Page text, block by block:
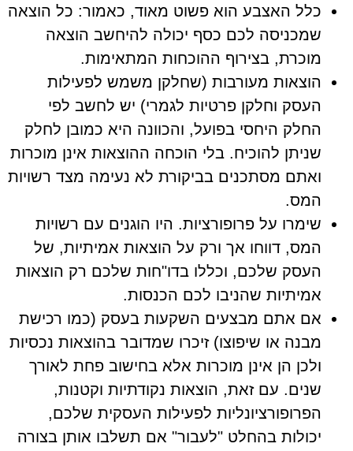
כלל האצבע הוא פשוט מאוד, כאמור: כל הוצאה
שמכניסה לכם כסף יכולה להיחשב הוצאה
מוכרת, בצירוף ההוכחות המתאימות.
הוצאות מעורבות (שחלקן משמש לפעילות
העסק וחלקן פרטיות לגמרי) יש לחשב לפי
החלק היחסי בפועל, והכוונה היא כמובן לחלק
שניתן להוכיח. בלי הוכחה ההוצאות אינן מוכרות
ואתם מסתכנים בביקורת לא נעימה מצד רשויות
המס.
שימרו על פרופורציות. היו הוגנים עם רשויות
המס, דווחו אך ורק על הוצאות אמיתיות, של
העסק שלכם, וכללו בדו"חות שלכם רק הוצאות
אמיתיות שהניבו לכם הכנסות.
אם אתם מבצעים השקעות בעסק (כמו רכישת
מבנה או שיפוצו) זיכרו שמדובר בהוצאות נכסיות
ולכן הן אינן מוכרות אלא בחישוב פחת לאורך
שנים. עם זאת, הוצאות נקודתיות וקטנות,
הפרופורציונליות לפעילות העסקית שלכם,
יכולות בהחלט "לעבור" אם תשלבו אותן בצורה